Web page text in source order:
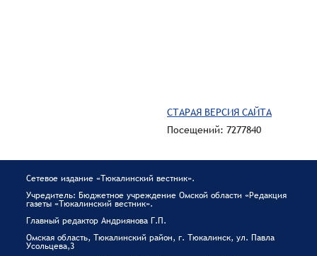
СТАРАЯ ВЕРСИЯ САЙТА
Посещений: 7277840
Сетевое издание «Тюкалинский вестник».
Учредитель: Бюджетное учреждение Омской области «Редакция
газеты «Тюкалинский вестник».
Главный редактор Андриянова Г.П.
Омская область, Тюкалинский район, г. Тюкалинск, ул. Павла
Усольцева,3